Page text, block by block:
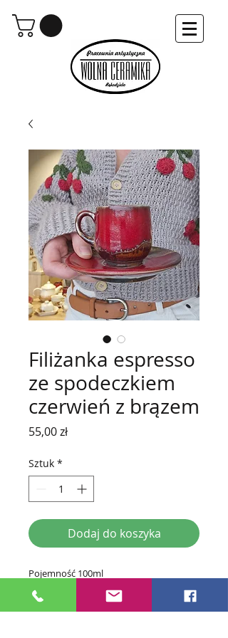
Filiżanka espresso
ze spodeczkiem
czerwień z brązem
55,00 złCena
Sztuk *
Dodaj do koszyka
Pojemność 100ml
Wymiary filiżanki: H 6,5 cm, średnica